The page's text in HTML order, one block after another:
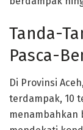
Tanda-
Pasca-
Di Provinsi
terdampak, 10
menambahkan